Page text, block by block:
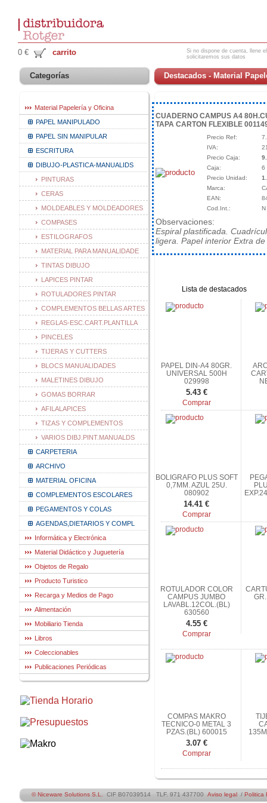
0 € carrito
Si no dispone de cuenta, llene
solicitaremos sus datos
Categorías
Material Papelería y Oficina
PAPEL MANIPULADO
PAPEL SIN MANIPULAR
ESCRITURA
DIBUJO-PLASTICA-MANUALIDS
PINTURAS
CERAS
MOLDEABLES Y MOLDEADORES
COMPASES
ESTILOGRAFOS
MATERIAL PARA MANUALIDADE
TINTAS DIBUJO
LAPICES PINTAR
ROTULADORES PINTAR
COMPLEMENTOS BELLAS ARTES
REGLAS-ESC.CART.PLANTILLA
PINCELES
TIJERAS Y CUTTERS
BLOCS MANUALIDADES
MALETINES DIBUJO
GOMAS BORRAR
AFILALAPICES
TIZAS Y COMPLEMENTOS
VARIOS DIBJ.PINT.MANUALDS
CARPETERIA
ARCHIVO
MATERIAL OFICINA
COMPLEMENTOS ESCOLARES
PEGAMENTOS Y COLAS
AGENDAS,DIETARIOS Y COMPL
Informática y Electrónica
Material Didáctico y Juguetería
Objetos de Regalo
Producto Turistico
Recarga y Medios de Pago
Alimentación
Mobiliario Tienda
Libros
Coleccionables
Publicaciones Periódicas
Destacados - Material
CUADERNO CAMPUS A4
TAPA CARTON FLEXIBLE
Precio Ref:
IVA:
Precio Caja:
Caja:
6
Precio Unidad:
Marca:
EAN:
Cod.Int.:
Observaciones:
Espiral plastificada.
ligera. Papel interior Extra
Lista de destacados
PAPEL DIN-A4 80GR.
UNIVERSAL 500H
029998
5.43 €
Comprar
BOLIGRAFO PLUS SOFT
0,7MM. AZUL 25U.
080902
14.41 €
Comprar
ROTULADOR COLOR
CAMPUS JUMBO
LAVABL.12COL.(BL)
630560
4.55 €
Comprar
COMPAS MAKRO
TECNICO-0 METAL 3
PZAS.(BL) 600015
3.07 €
Comprar
© Niceware Solutions S.L. CIF B07039514 TLF. 971 437700 Aviso legal / Politica